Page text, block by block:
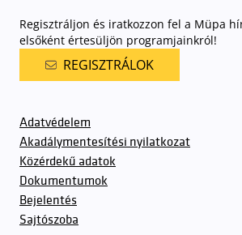
Regisztráljon és iratkozzon fel a Müpa
elsőként értesüljön programjainkról!
REGISZTRÁLOK
Adatvédelem
Akadálymentesítési nyilatkozat
Közérdekű adatok
Dokumentumok
Bejelentés
Sajtószoba